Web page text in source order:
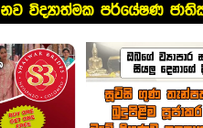
නව විද්‍යාත්මක පර්යේෂණ